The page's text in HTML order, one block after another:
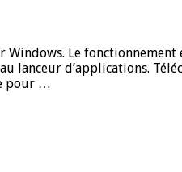
Le fonctionnement
lanceur d’applications.
pour …